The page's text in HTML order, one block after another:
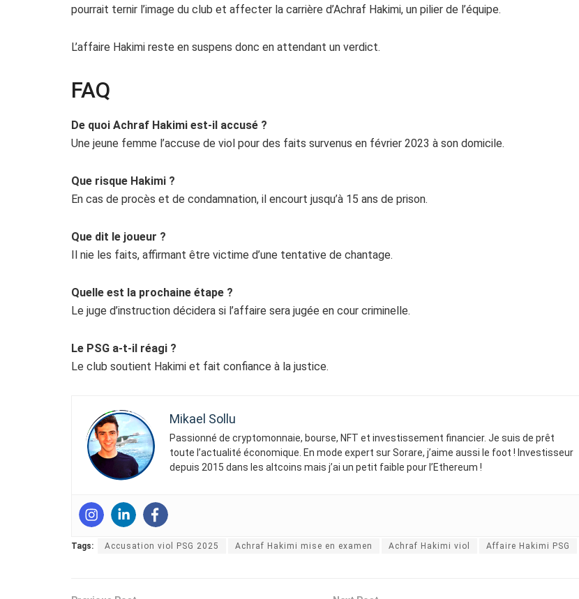
pourrait ternir l’image du club et affecter la carrière d’Achraf Hakimi, un pilier de l’équipe.
L’affaire Hakimi reste en suspens donc en attendant un verdict.
FAQ
De quoi Achraf Hakimi est-il accusé ?
Une jeune femme l’accuse de viol pour des faits survenus en février 2023 à son domicile.
Que risque Hakimi ?
En cas de procès et de condamnation, il encourt jusqu’à 15 ans de prison.
Que dit le joueur ?
Il nie les faits, affirmant être victime d’une tentative de chantage.
Quelle est la prochaine étape ?
Le juge d’instruction décidera si l’affaire sera jugée en cour criminelle.
Le PSG a-t-il réagi ?
Le club soutient Hakimi et fait confiance à la justice.
Mikael Sollu
Passionné de cryptomonnaie, bourse, NFT et investissement financier. Je suis de prêt
toute l’actualité économique. En mode expert sur Sorare, j’aime aussi le foot ! Investisseur
depuis 2015 dans les altcoins mais j’ai un petit faible pour l’Ethereum !
Tags: Accusation viol PSG 2025 Achraf Hakimi mise en examen Achraf Hakimi viol Affaire Hakimi PSG